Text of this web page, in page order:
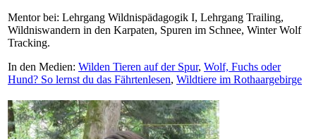
Mentor bei: Lehrgang Wildnispädagogik I, Lehrgang Trailing,
Wildniswandern in den Karpaten, Spuren im Schnee, Winter Wolf
Tracking.
In den Medien: Wilden Tieren auf der Spur, Wolf, Fuchs oder
Hund? So lernst du das Fährtenlesen, Wildtiere im Rothaargebirge